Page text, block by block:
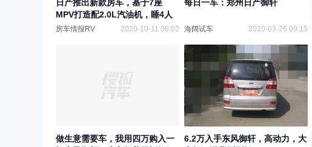
日产推出新款房车，基于7座
MPV打造配2.0L汽油机，睡4人
房车情报RV 2020-10-11 08:02
每日一车：郑州日产御轩
海阔试车 2020-03-26 09:15
做生意需要车，我用四万购入一
6.2万入手东风御轩，高动力，大